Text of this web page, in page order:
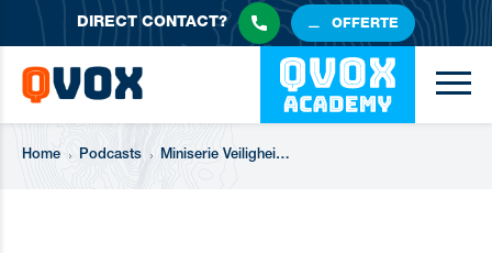
DIRECTCONTACT? OFFERTE
Home Podcasts Miniserie Veiligheid in en rondom Organisaties